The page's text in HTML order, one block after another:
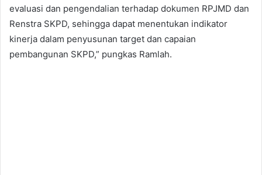
evaluasi dan pengendalian terhadap dokumen RPJMD dan
Renstra SKPD, sehingga dapat menentukan indikator
kinerja dalam penyusunan target dan capaian
pembangunan SKPD,” pungkas Ramlah.